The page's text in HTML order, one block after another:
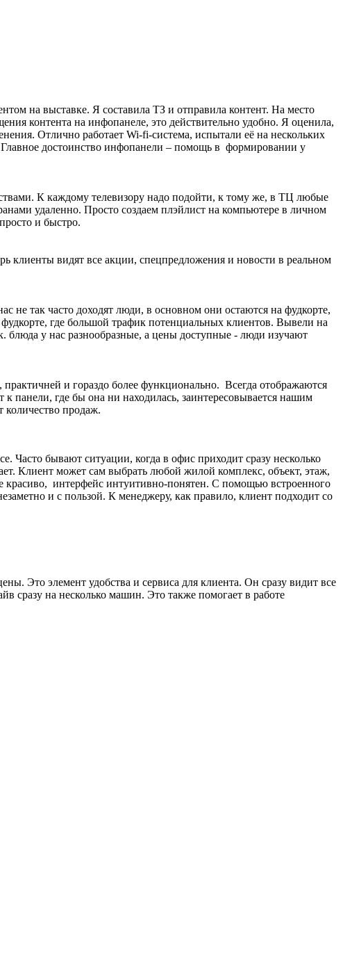
на выставке. Я составила ТЗ и отправила контент. На место
контента на инфопанеле, это действительно удобно. Я оценила,
Отлично работает Wi-fi-система, испытали её на нескольких
достоинство инфопанели – помощь в формировании у
К каждому телевизору надо подойти, к тому же, в ТЦ любые
удаленно. Просто создаем плэйлист на компьютере в личном
и быстро.
клиенты видят все акции, спецпредложения и новости в реальном
не так часто доходят люди, в основном они остаются на фудкорте,
где большой трафик потенциальных клиентов. Вывели на
блюда у нас разнообразные, а цены доступные - люди изучают
и гораздо более функционально. Всегда отображаются
панели, где бы она ни находилась, заинтересовывается нашим
количество продаж.
Часто бывают ситуации, когда в офис приходит сразу несколько
Клиент может сам выбрать любой жилой комплекс, объект, этаж,
красиво, интерфейс интуитивно-понятен. С помощью встроенного
и с пользой. К менеджеру, как правило, клиент подходит со
Это элемент удобства и сервиса для клиента. Он сразу видит все
сразу на несколько машин. Это также помогает в работе